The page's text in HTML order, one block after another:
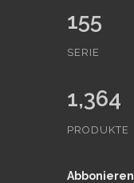
155
SERIE
1,364
PRODUKTE
Abbonieren